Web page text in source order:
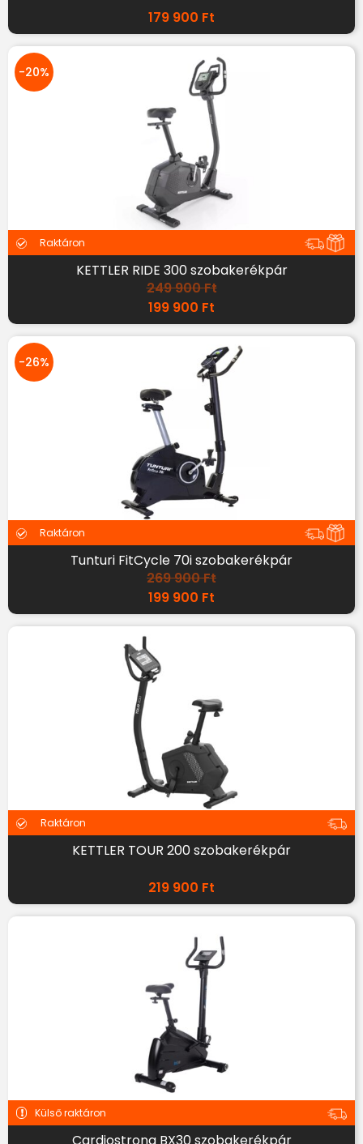
179 900 Ft
-20%
Raktáron
KETTLER RIDE 300 szobakerékpár
249 900Ft
199 900 Ft
-26%
Raktáron
Tunturi FitCycle 70i szobakerékpár
269 900Ft
199 900 Ft
Raktáron
KETTLER TOUR 200 szobakerékpár
219 900 Ft
Külső raktáron